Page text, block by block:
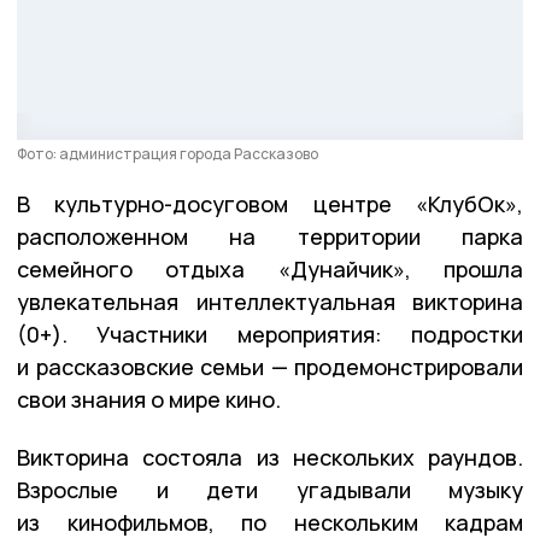
Фото: администрация города Рассказово
В культурно-досуговом центре «КлубОк»,
расположенном на территории парка
семейного отдыха «Дунайчик», прошла
увлекательная интеллектуальная викторина
(0+). Участники мероприятия: подростки
и рассказовские семьи — продемонстрировали
свои знания о мире кино.
Викторина состояла из нескольких раундов.
Взрослые и дети угадывали музыку
из кинофильмов, по нескольким кадрам